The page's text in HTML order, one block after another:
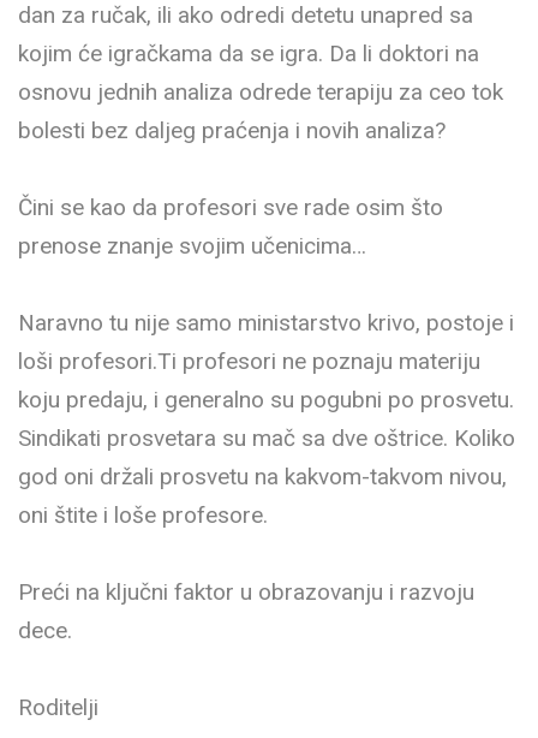
dan za ručak, ili ako odredi detetu unapred sa
kojim će igračkama da se igra. Da li doktori na
osnovu jednih analiza odrede terapiju za ceo tok
bolesti bez daljeg praćenja i novih analiza?
Čini se kao da profesori sve rade osim što
prenose znanje svojim učenicima…
Naravno tu nije samo ministarstvo krivo, postoje i
loši profesori.Ti profesori ne poznaju materiju
koju predaju, i generalno su pogubni po prosvetu.
Sindikati prosvetara su mač sa dve oštrice. Koliko
god oni držali prosvetu na kakvom-takvom nivou,
oni štite i loše profesore.
Preći na ključni faktor u obrazovanju i razvoju
dece.
Roditelji